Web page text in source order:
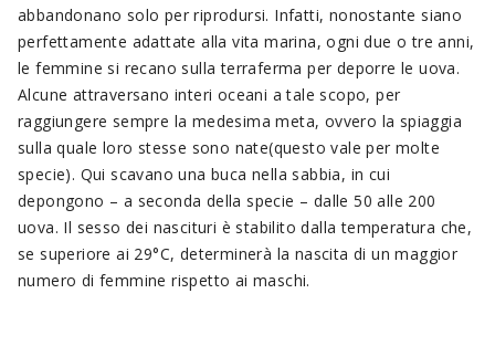
abbandonano solo per riprodursi. Infatti, nonostante siano
perfettamente adattate alla vita marina, ogni due o tre anni,
le femmine si recano sulla terraferma per deporre le uova.
Alcune attraversano interi oceani a tale scopo, per
raggiungere sempre la medesima meta, ovvero la spiaggia
sulla quale loro stesse sono nate(questo vale per molte
specie). Qui scavano una buca nella sabbia, in cui
depongono – a seconda della specie – dalle 50 alle 200
uova. Il sesso dei nascituri è stabilito dalla temperatura che,
se superiore ai 29°C, determinerà la nascita di un maggior
numero di femmine rispetto ai maschi.